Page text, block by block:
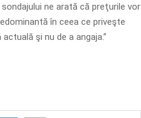
ne arată că preţurile vor
în ceea ce priveşte
şi nu de a angaja.”